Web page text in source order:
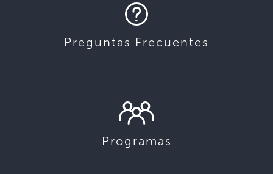
Preguntas Frecuentes
Programas